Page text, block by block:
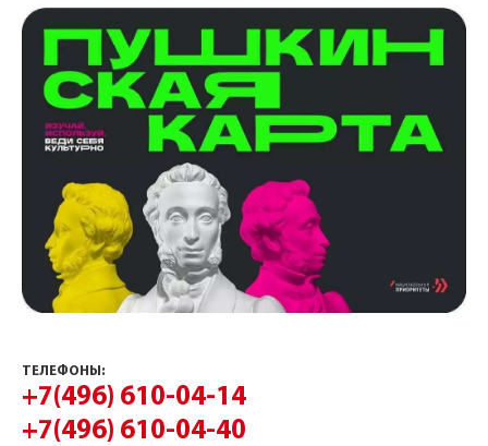
ТЕЛЕФОНЫ:
+7(496) 610-04-14
+7(496) 610-04-40